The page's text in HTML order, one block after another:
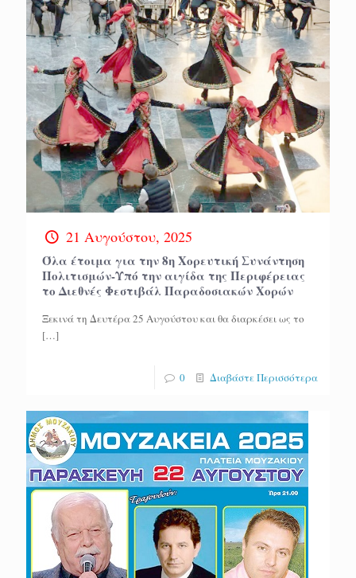
21 Αυγούστου, 2025
Όλα έτοιμα για την 8η Χορευτική Συνάντηση
Πολιτισμών-Υπό την αιγίδα της Περιφέρειας
το Διεθνές Φεστιβάλ Παραδοσιακών Χορών
Ξεκινά τη Δευτέρα 25 Αυγούστου και θα διαρκέσει ως το
[…]
0 Διαβάστε Περισσότερα